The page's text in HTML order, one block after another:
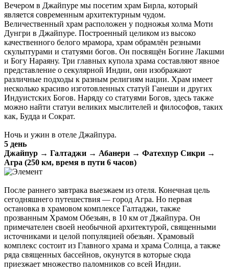
Вечером в Джайпуре мы посетим храм Бирла, который
является современным архитектурным чудом.
Величественный храм расположен у подножья холма Моти
Дунгри в Джайпуре. Построенный целиком из высоко
качественного белого мрамора, храм обрамлён резными
скульптурами и статуями богов. Он посвящён Богине Лакшми
и Богу Нараяну. Три главных купола храма составляют явное
представление о секулярной Индии, они изображают
различные подходы к разным религиям нации. Храм имеет
несколько красиво изготовленных статуй Ганеши и других
Индуистских Богов. Наряду со статуями Богов, здесь также
можно найти статуи великих мыслителей и философов, таких
как, Будда и Сократ.
Ночь и ужин в отеле Джайпура.
5 день
Джайпур → Галтаджи → Абанери → Фатехпур Сикри →
Агра (250 км, время в пути 6 часов)
После раннего завтрака выезжаем из отеля. Конечная цель
сегодняшнего путешествия — город Агра. Но первая
остановка в храмовом комплексе Галтаджи, также
прозванным Храмом Обезьян, в 10 км от Джайпура. Он
примечателен своей необычной архитектурой, священными
источниками и целой популяцией обезьян. Храмовый
комплекс состоит из Главного храма и храма Солнца, а также
ряда священных бассейнов, окунутся в которые сюда
приезжает множество паломников со всей Индии.